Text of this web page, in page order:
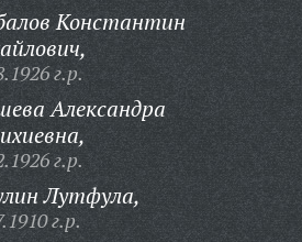
Константин
г.р.
Александра
г.р.
Лутфула,
г.р.